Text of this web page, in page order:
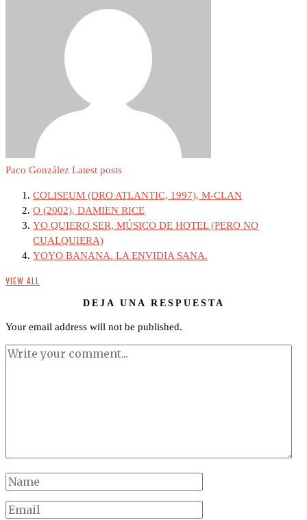
Paco González Latest posts
COLISEUM (DRO ATLANTIC, 1997), M-CLAN
O (2002), DAMIEN RICE
YO QUIERO SER, MÚSICO DE HOTEL (PERO NO
CUALQUIERA)
YOYO BANANA. LA ENVIDIA SANA.
VIEW ALL
DEJA UNA RESPUESTA
Your email address will not be published.